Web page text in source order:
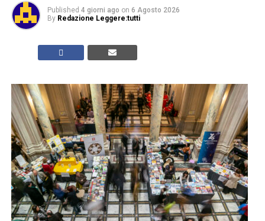
Published 4 giorni ago on 6 Agosto 2026
By Redazione Leggere:tutti